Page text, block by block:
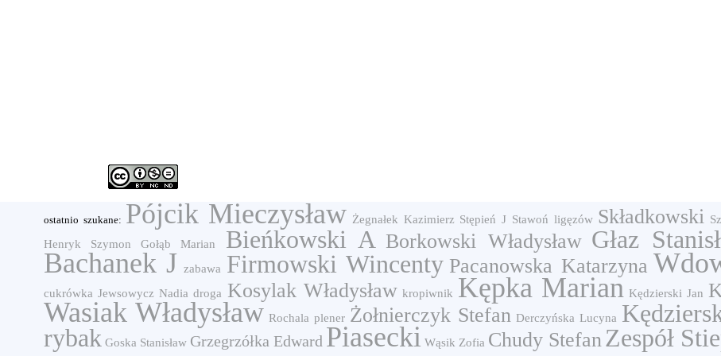
ostatnio szukane: Pójcik Mieczysław Żegnałek Kazimierz Stępień J Stawoń ligęzów Składkowski
Henryk Szymon
Gołąb Marian Bieńkowski A Borkowski Władysław Głaz
Bachanek J zabawa Firmowski Wincenty Pacanowska Katarzyna
cukrówka Jewsowycz Nadia droga Kosylak Władysław kropiwnik Kępka Marian Kędzierski Jan
Wasiak Władysław Rochala plener Żołnierczyk Stefan Derczyńska Lucyna
rybak Goska Stanisław Grzegrzółka Edward Piasecki Wąsik Zofia Chudy StefanZespół